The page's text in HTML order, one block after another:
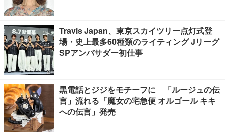
Travis Japan、東京スカイツリー点灯式登
場・史上最多60種類のライティング Jリーグ
SPアンバサダー初仕事
黒電話とジジをモチーフに 「ルージュの伝
言」流れる「魔女の宅急便 オルゴール キキ
への伝言」発売